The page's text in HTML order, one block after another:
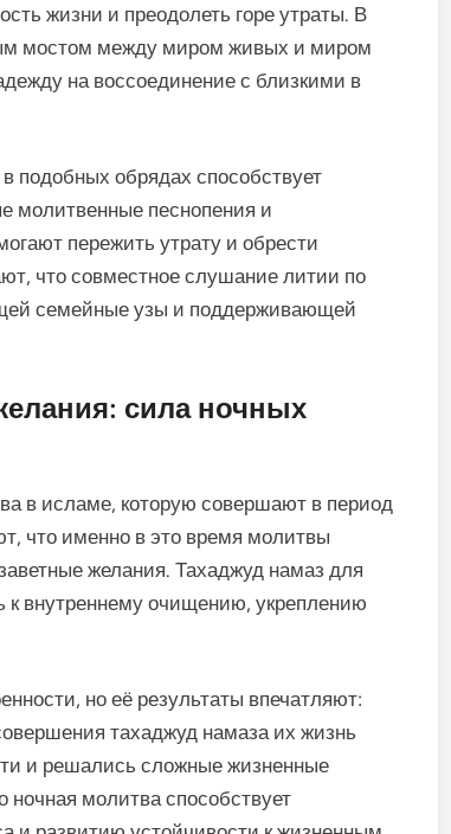
жизни и преодолеть горе утраты. В
мостом между миром живых и миром
на воссоединение с близкими в
подобных обрядах способствует
молитвенные песнопения и
пережить утрату и обрести
что совместное слушание литии по
семейные узы и поддерживающей
сила ночных
в исламе, которую совершают в период
что именно в это время молитвы
желания. Тахаджуд намаз для
к внутреннему очищению, укреплению
но её результаты впечатляют:
тахаджуд намаза их жизнь
и решались сложные жизненные
ночная молитва способствует